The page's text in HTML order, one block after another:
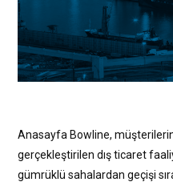
Anasayfa Bowline,
gerçekleştirilen dış ticaret
gümrüklü sahalardan geçişi